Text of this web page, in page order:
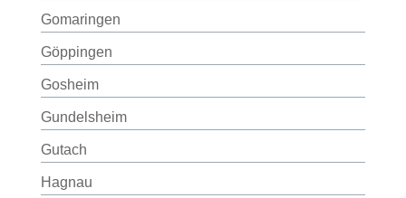
Gomaringen
Göppingen
Gosheim
Gundelsheim
Gutach
Hagnau